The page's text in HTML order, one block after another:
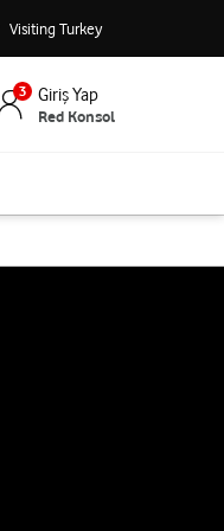
Visiting Turkey
3 Giriş Yap
Red Konsol